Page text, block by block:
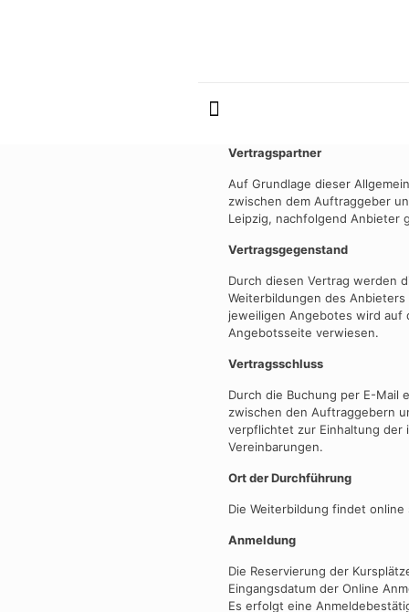
Vertragspartner
Auf Grundlage dieser
zwischen dem Auftraggeber
Leipzig, nachfolgend Anbieter
Vertragsgegenstand
Durch diesen Vertrag werden
Weiterbildungen des
jeweiligen Angebotes wird auf
Angebotsseite verwiesen.
Vertragsschluss
Durch die Buchung per E-Mail
zwischen den Auftraggebern
verpflichtet zur Einhaltung der
Vereinbarungen.
Ort der Durchführung
Die Weiterbildung findet
Anmeldung
Die Reservierung der
Eingangsdatum der Online
Es erfolgt eine